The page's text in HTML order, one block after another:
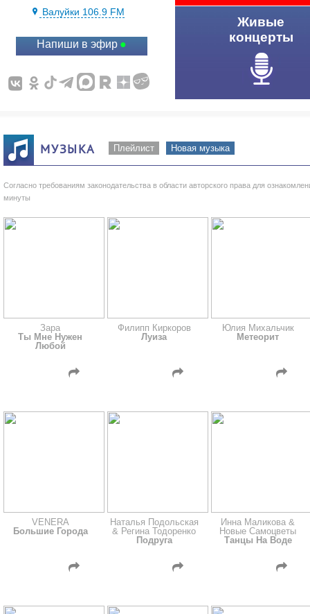
Валуйки 106.9 FM
Напиши в эфир
Живые
концерты
МУЗЫКА Плейлист Новая музыка
Согласно требованиям законодательства в области авторского права для
минуты
Зара
Ты Мне Нужен
Любой
Филипп Киркоров
Луиза
Юлия Михальчик
Метеорит
VENERA
Большие Города
Наталья Подольская
& Регина Тодоренко
Подруга
Инна Маликова &
Новые Самоцветы
Танцы На Воде